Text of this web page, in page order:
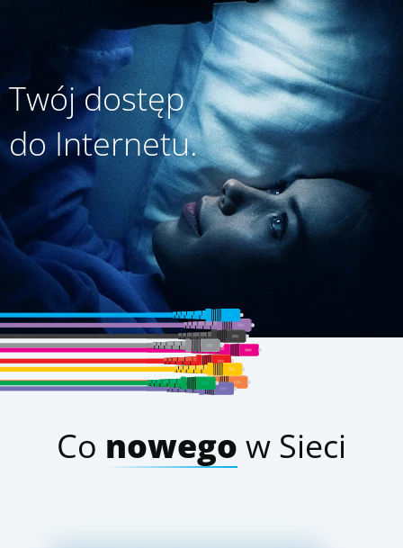
Twój dostęp
do Internetu.
Co nowego w Sieci